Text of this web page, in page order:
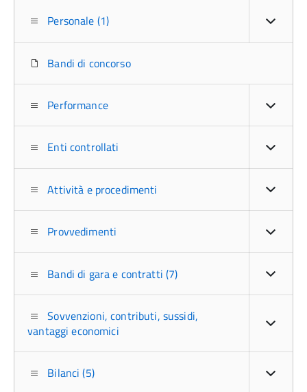
Personale (1)
Bandi di concorso
Performance
Enti controllati
Attività e procedimenti
Provvedimenti
Bandi di gara e contratti (7)
Sovvenzioni, contributi, sussidi,
vantaggi economici
Bilanci (5)